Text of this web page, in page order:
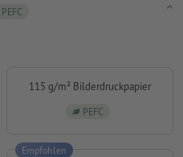
PEFC
115 g/m² Bilderdruckpapier
PEFC
Empfohlen